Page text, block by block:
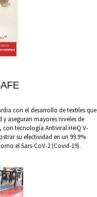
con el desarrollo de textiles que
aseguran mayores niveles de
con tecnología Antiviral HeiQ V-
su efectividad en un 99.9%
el Sars-CoV-2 (Covid-19).